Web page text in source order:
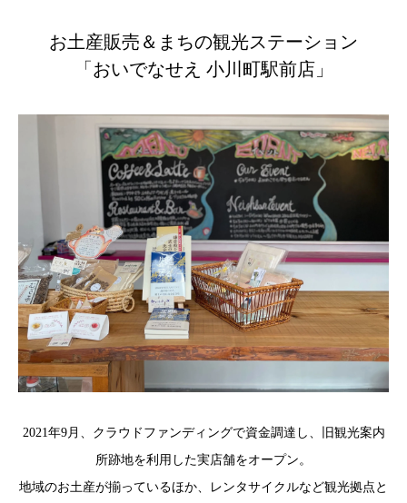
お土産販売＆まちの観光ステーション
「おいでなせえ 小川町駅前店」
2021年9月、クラウドファンディングで資金調達し、旧観光案内
所跡地を利用した実店舗をオープン。
地域のお土産が揃っているほか、レンタサイクルなど観光拠点と